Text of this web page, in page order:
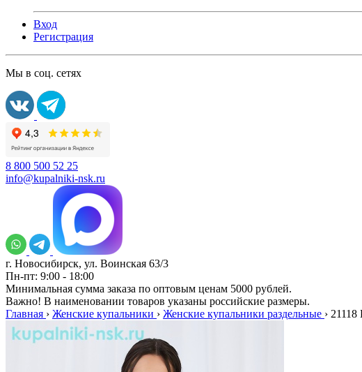
Вход
Регистрация
Мы в соц. сетях
8 800 500 52 25
info@kupalniki-nsk.ru
г. Новосибирск, ул. Воинская 63/3
Пн-пт: 9:00 - 18:00
Минимальная сумма заказа по оптовым ценам 5000 рублей.
Важно! В наименовании товаров указаны российские размеры.
Главная › Женские купальники › Женские купальники раздельные › 21118